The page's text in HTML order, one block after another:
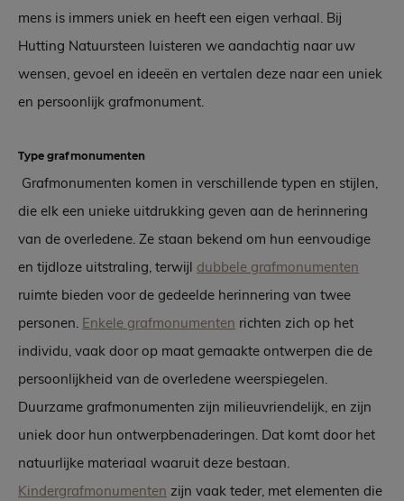
mens is immers uniek en heeft een eigen verhaal. Bij
Hutting Natuursteen luisteren we aandachtig naar uw
wensen, gevoel en ideeën en vertalen deze naar een uniek
en persoonlijk grafmonument.
Type grafmonumenten
Grafmonumenten komen in verschillende typen en stijlen,
die elk een unieke uitdrukking geven aan de herinnering
van de overledene. Ze staan bekend om hun eenvoudige
en tijdloze uitstraling, terwijl dubbele grafmonumenten
ruimte bieden voor de gedeelde herinnering van twee
personen. Enkele grafmonumenten richten zich op het
individu, vaak door op maat gemaakte ontwerpen die de
persoonlijkheid van de overledene weerspiegelen.
Duurzame grafmonumenten zijn milieuvriendelijk, en zijn
uniek door hun ontwerpbenaderingen. Dat komt door het
natuurlijke materiaal waaruit deze bestaan.
Kindergrafmonumenten zijn vaak teder, met elementen die